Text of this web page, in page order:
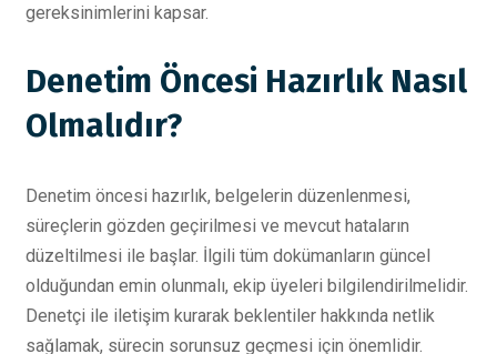
gereksinimlerini kapsar.
Denetim Öncesi Hazırlık Nasıl
Olmalıdır?
Denetim öncesi hazırlık, belgelerin düzenlenmesi,
süreçlerin gözden geçirilmesi ve mevcut hataların
düzeltilmesi ile başlar. İlgili tüm dokümanların güncel
olduğundan emin olunmalı, ekip üyeleri bilgilendirilmelidir.
Denetçi ile iletişim kurarak beklentiler hakkında netlik
sağlamak, sürecin sorunsuz geçmesi için önemlidir.